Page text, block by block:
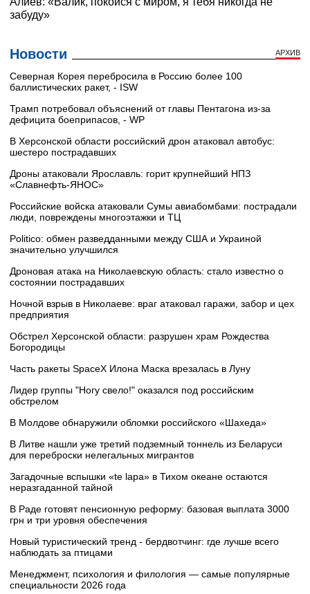
Новости АРХИВ
Северная Корея перебросила в Россию более 100
баллистических ракет, - ISW
Трамп потребовал объяснений от главы Пентагона из-за
дефицита боеприпасов, - WP
В Херсонской области российский дрон атаковал автобус:
шестеро пострадавших
Дроны атаковали Ярославль: горит крупнейший НПЗ
«Славнефть‑ЯНОС»
Российские войска атаковали Сумы авиабомбами: пострадали
люди, повреждены многоэтажки и ТЦ
Politico: обмен разведданными между США и Украиной
значительно улучшился
Дроновая атака на Николаевскую область: стало известно о
состоянии пострадавших
Ночной взрыв в Николаеве: враг атаковал гаражи, забор и цех
предприятия
Обстрел Херсонской области: разрушен храм Рождества
Богородицы
Часть ракеты SpaceX Илона Маска врезалась в Луну
Лидер группы "Ногу свело!" оказался под российским
обстрелом
В Молдове обнаружили обломки российского «Шахеда»
В Литве нашли уже третий подземный тоннель из Беларуси
для переброски нелегальных мигрантов
Загадочные вспышки «te lapa» в Тихом океане остаются
неразгаданной тайной
В Раде готовят пенсионную реформу: базовая выплата 3000
грн и три уровня обеспечения
Новый туристический тренд - бердвотчинг: где лучше всего
наблюдать за птицами
Менеджмент, психология и филология — самые популярные
специальности 2026 года